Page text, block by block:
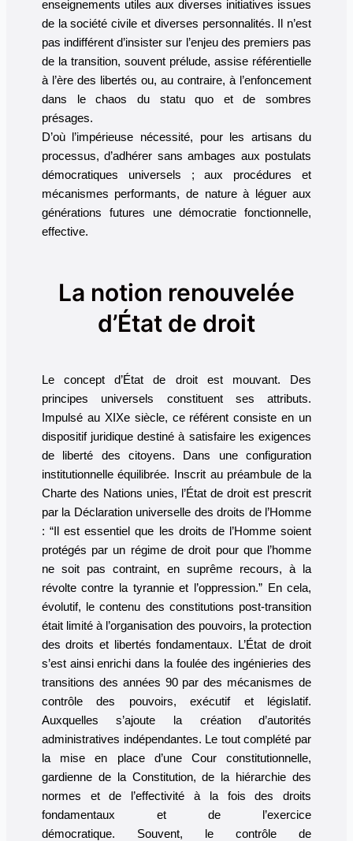
enseignements utiles aux diverses initiatives issues
de la société civile et diverses personnalités. Il n’est
pas indifférent d’insister sur l’enjeu des premiers pas
de la transition, souvent prélude, assise référentielle
à l’ère des libertés ou, au contraire, à l’enfoncement
dans le chaos du statu quo et de sombres
présages.
D’où l’impérieuse nécessité, pour les artisans du
processus, d’adhérer sans ambages aux postulats
démocratiques universels ; aux procédures et
mécanismes performants, de nature à léguer aux
générations futures une démocratie fonctionnelle,
effective.
La notion renouvelée
d’État de droit
Le concept d’État de droit est mouvant. Des
principes universels constituent ses attributs.
Impulsé au XIXe siècle, ce référent consiste en un
dispositif juridique destiné à satisfaire les exigences
de liberté des citoyens. Dans une configuration
institutionnelle équilibrée. Inscrit au préambule de la
Charte des Nations unies, l’État de droit est prescrit
par la Déclaration universelle des droits de l’Homme
: “Il est essentiel que les droits de l’Homme soient
protégés par un régime de droit pour que l’homme
ne soit pas contraint, en suprême recours, à la
révolte contre la tyrannie et l’oppression.” En cela,
évolutif, le contenu des constitutions post-transition
était limité à l’organisation des pouvoirs, la protection
des droits et libertés fondamentaux. L’État de droit
s’est ainsi enrichi dans la foulée des ingénieries des
transitions des années 90 par des mécanismes de
contrôle des pouvoirs, exécutif et législatif.
Auxquelles s’ajoute la création d’autorités
administratives indépendantes. Le tout complété par
la mise en place d’une Cour constitutionnelle,
gardienne de la Constitution, de la hiérarchie des
normes et de l’effectivité à la fois des droits
fondamentaux et de l’exercice
démocratique. Souvent, le contrôle de